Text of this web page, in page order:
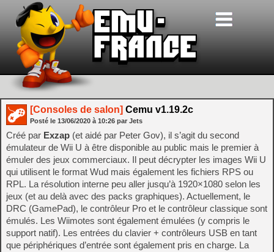
[Consoles de salon] Cemu v1.19.2c
Posté le 13/06/2020 à 10:26 par Jets
Créé par Exzap (et aidé par Peter Gov), il s’agit du second
émulateur de Wii U à être disponible au public mais le premier à
émuler des jeux commerciaux. Il peut décrypter les images Wii U
qui utilisent le format Wud mais également les fichiers RPS ou
RPL. La résolution interne peu aller jusqu’à 1920×1080 selon les
jeux (et au delà avec des packs graphiques). Actuellement, le
DRC (GamePad), le contrôleur Pro et le contrôleur classique sont
émulés. Les Wiimotes sont également émulées (y compris le
support natif). Les entrées du clavier + contrôleurs USB en tant
que périphériques d’entrée sont également pris en charge. La